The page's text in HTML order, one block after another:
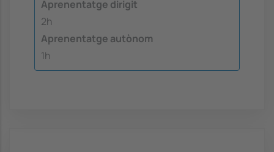
Aprenentatge dirigit
2h
Aprenentatge autònom
1h